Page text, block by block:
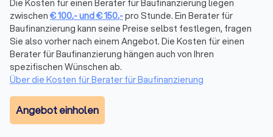
Beratungsaufträge nach Maß
Die Beratung für die Baufinanzierung und andere
Finanzdienstleistung ist immer individuell. Die eigene
Finanzsituation und die persönlichen Lebensverhältnisse
spielen eine tragende Rolle. Entsprechend möchten Kunden
von Finanzberatungen nicht nur einen guten Berater mit
angepassten Finanzlösungen, sondern auch ein versiertes
Gegenüber, das mit Erfahrung, Fachkenntnis und Diskretion
überzeugt. Während manchmal eine Onlineberatung
ausreichend sein kann, bietet die persönliche Vorortberatung
Die Kosten für einen Berater für Baufinanzierung liegen
zwischen €100,-und€150,-pro Stunde. Ein Berater für
Baufinanzierung kann seine Preise selbst festlegen, fragen
Sie also vorher nach einem Angebot. Die Kosten für einen
Berater für Baufinanzierung hängen auch von Ihren
spezifischen Wünschen ab.
Über die Kosten für Berater für Baufinanzierung
Angebot einholen